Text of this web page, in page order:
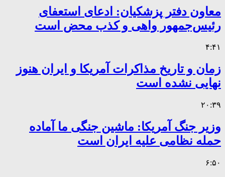
معاون دفتر پزشکیان: ادعای استعفای
رئیس‌جمهور واهی و کذب محض است
۴:۴۱
زمان و تاریخ مذاکرات آمریکا و ایران هنوز
نهایی نشده است
۲۰:۳۹
وزیر جنگ آمریکا: ماشین جنگی ما آماده
حمله نظامی علیه ایران است
۶:۵۰